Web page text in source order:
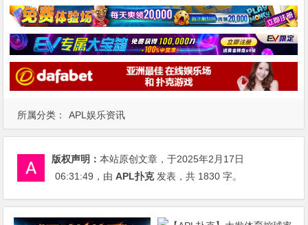
所属分类： APL娱乐资讯
版权声明：本站原创文章，于2025年2月17日
06:31:49 ，由APL扑克发表，共 1830 字。